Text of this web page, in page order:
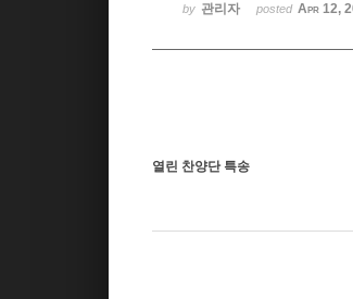
by 관리자 posted Apr 12,
열린 찬양단 특송
스케치북5